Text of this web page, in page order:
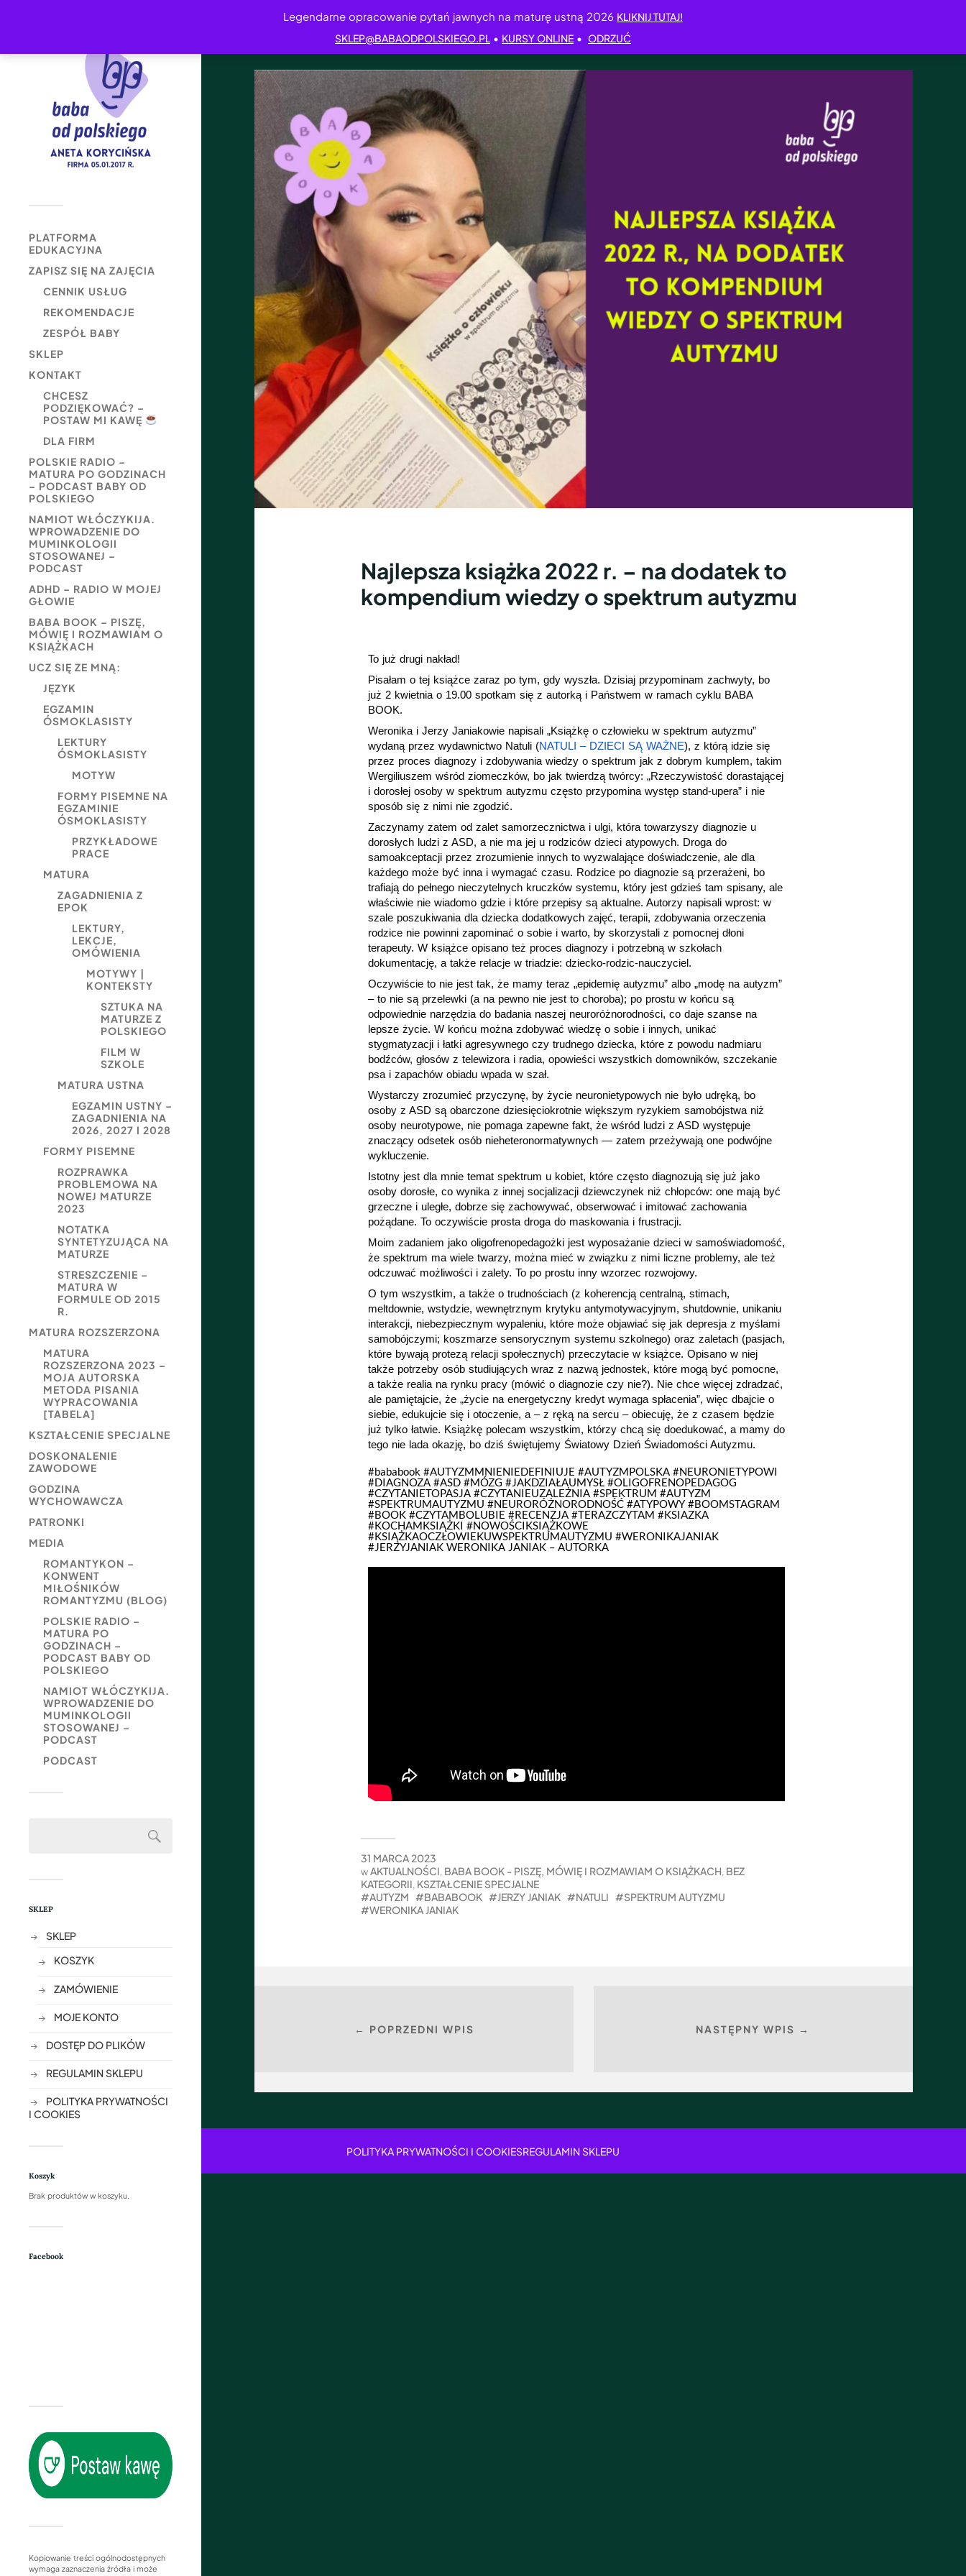
Legendarne opracowanie pytań jawnych na maturę ustną 2026 KLIKNIJ TUTAJ!
SKLEP@BABAODPOLSKIEGO.PL • KURSY ONLINE • ODRZUĆ
PLATFORMA
EDUKACYJNA
ZAPISZ SIĘ NA ZAJĘCIA
CENNIK USŁUG
REKOMENDACJE
ZESPÓŁ BABY
SKLEP
KONTAKT
CHCESZ
PODZIĘKOWAĆ? –
POSTAW MI KAWĘ
DLA FIRM
POLSKIE RADIO –
MATURA PO GODZINACH
– PODCAST BABY OD
POLSKIEGO
NAMIOT WŁÓCZYKIJA.
WPROWADZENIE DO
MUMINKOLOGII
STOSOWANEJ –
PODCAST
ADHD – RADIO W MOJEJ
GŁOWIE
BABA BOOK – PISZĘ,
MÓWIĘ I ROZMAWIAM O
KSIĄŻKACH
UCZ SIĘ ZE MNĄ:
JĘZYK
EGZAMIN
ÓSMOKLASISTY
LEKTURY
ÓSMOKLASISTY
MOTYW
FORMY PISEMNE NA
EGZAMINIE
ÓSMOKLASISTY
PRZYKŁADOWE
PRACE
MATURA
ZAGADNIENIA Z
EPOK
LEKTURY,
LEKCJE,
OMÓWIENIA
MOTYWY |
KONTEKSTY
SZTUKA NA
MATURZE Z
POLSKIEGO
FILM W
SZKOLE
MATURA USTNA
EGZAMIN USTNY –
ZAGADNIENIA NA
2026, 2027 I 2028
FORMY PISEMNE
ROZPRAWKA
PROBLEMOWA NA
NOWEJ MATURZE
2023
NOTATKA
SYNTETYZUJĄCA NA
MATURZE
STRESZCZENIE –
MATURA W
FORMULE OD 2015
R.
MATURA ROZSZERZONA
MATURA
ROZSZERZONA 2023 –
MOJA AUTORSKA
METODA PISANIA
WYPRACOWANIA
[TABELA]
KSZTAŁCENIE SPECJALNE
DOSKONALENIE
ZAWODOWE
GODZINA
WYCHOWAWCZA
PATRONKI
MEDIA
ROMANTYKON –
KONWENT
MIŁOŚNIKÓW
ROMANTYZMU (BLOG)
POLSKIE RADIO –
MATURA PO
GODZINACH –
PODCAST BABY OD
POLSKIEGO
NAMIOT WŁÓCZYKIJA.
WPROWADZENIE DO
MUMINKOLOGII
STOSOWANEJ –
PODCAST
PODCAST
SKLEP
SKLEP
KOSZYK
ZAMÓWIENIE
MOJE KONTO
DOSTĘP DO PLIKÓW
REGULAMIN SKLEPU
POLITYKA PRYWATNOŚCI
I COOKIES
Koszyk
Brak produktów w koszyku.
Facebook
Kopiowanie treści ogólnodostępnych
wymaga zaznaczenia źródła i może
Najlepsza książka 2022 r. – na dodatek to
kompendium wiedzy o spektrum autyzmu
To już drugi nakład!
Pisałam o tej książce zaraz po tym, gdy wyszła. Dzisiaj przypominam zachwyty, bo
już 2 kwietnia o 19.00 spotkam się z autorką i Państwem w ramach cyklu BABA
BOOK.
Weronika i Jerzy Janiakowie napisali „Książkę o człowieku w spektrum autyzmu”
wydaną przez wydawnictwo Natuli (NATULI – DZIECI SĄ WAŻNE), z którą idzie się
przez proces diagnozy i zdobywania wiedzy o spektrum jak z dobrym kumplem, takim
Wergiliuszem wśród ziomeczków, bo jak twierdzą twórcy: „Rzeczywistość dorastającej
i dorosłej osoby w spektrum autyzmu często przypomina występ stand-upera” i nie
sposób się z nimi nie zgodzić.
Zaczynamy zatem od zalet samorzecznictwa i ulgi, która towarzyszy diagnozie u
dorosłych ludzi z ASD, a nie ma jej u rodziców dzieci atypowych. Droga do
samoakceptacji przez zrozumienie innych to wyzwalające doświadczenie, ale dla
każdego może być inna i wymagać czasu. Rodzice po diagnozie są przerażeni, bo
trafiają do pełnego nieczytelnych kruczków systemu, który jest gdzieś tam spisany, ale
właściwie nie wiadomo gdzie i które przepisy są aktualne. Autorzy napisali wprost: w
szale poszukiwania dla dziecka dodatkowych zajęć, terapii, zdobywania orzeczenia
rodzice nie powinni zapominać o sobie i warto, by skorzystali z pomocnej dłoni
terapeuty. W książce opisano też proces diagnozy i potrzebną w szkołach
dokumentację, a także relacje w triadzie: dziecko-rodzic-nauczyciel.
Oczywiście to nie jest tak, że mamy teraz „epidemię autyzmu” albo „modę na autyzm”
– to nie są przelewki (a na pewno nie jest to choroba); po prostu w końcu są
odpowiednie narzędzia do badania naszej neuroróżnorodności, co daje szanse na
lepsze życie. W końcu można zdobywać wiedzę o sobie i innych, unikać
stygmatyzacji i łatki agresywnego czy trudnego dziecka, które z powodu nadmiaru
bodźców, głosów z telewizora i radia, opowieści wszystkich domowników, szczekanie
psa i zapachów obiadu wpada w szał.
Wystarczy zrozumieć przyczynę, by życie neuronietypowych nie było udręką, bo
osoby z ASD są obarczone dziesięciokrotnie większym ryzykiem samobójstwa niż
osoby neurotypowe, nie pomaga zapewne fakt, że wśród ludzi z ASD występuje
znaczący odsetek osób nieheteronormatywnych — zatem przeżywają one podwójne
wykluczenie.
Istotny jest dla mnie temat spektrum u kobiet, które często diagnozują się już jako
osoby dorosłe, co wynika z innej socjalizacji dziewczynek niż chłopców: one mają być
grzeczne i uległe, dobrze się zachowywać, obserwować i imitować zachowania
pożądane. To oczywiście prosta droga do maskowania i frustracji.
Moim zadaniem jako oligofrenopedagożki jest wyposażanie dzieci w samoświadomość,
że spektrum ma wiele twarzy, można mieć w związku z nimi liczne problemy, ale też
odczuwać możliwości i zalety. To po prostu inny wzorzec rozwojowy.
O tym wszystkim, a także o trudnościach (z koherencją centralną, stimach,
meltdownie, wstydzie, wewnętrznym krytyku antymotywacyjnym, shutdownie, unikaniu
interakcji, niebezpiecznym wypaleniu, które może objawiać się jak depresja z myślami
samobójczymi; koszmarze sensorycznym systemu szkolnego) oraz zaletach (pasjach,
które bywają protezą relacji społecznych) przeczytacie w książce. Opisano w niej
także potrzeby osób studiujących wraz z nazwą jednostek, które mogą być pomocne,
a także realia na rynku pracy (mówić o diagnozie czy nie?). Nie chce więcej zdradzać,
ale pamiętajcie, że „życie na energetyczny kredyt wymaga spłacenia”, więc dbajcie o
siebie, edukujcie się i otoczenie, a – z ręką na sercu – obiecuję, że z czasem będzie
już tylko łatwie. Książkę polecam wszystkim, którzy chcą się doedukować, a mamy do
tego nie lada okazję, bo dziś świętujemy Światowy Dzień Świadomości Autyzmu.
#bababook #AUTYZMMNIENIEDEFINIUJE #AUTYZMPOLSKA #NEURONIETYPOWI
#DIAGNOZA #ASD #MÓZG #JAKDZIAŁAUMYSŁ #OLIGOFRENOPEDAGOG
#CZYTANIETOPASJA #CZYTANIEUZALEŻNIA #SPEKTRUM #AUTYZM
#SPEKTRUMAUTYZMU #NEURORÓŻNORODNOŚĆ #ATYPOWY #BOOMSTAGRAM
#BOOK #CZYTAMBOLUBIE #RECENZJA #TERAZCZYTAM #KSIAZKA
#KOCHAMKSIĄŻKI #NOWOŚCIKSIĄŻKOWE
#KSIĄŻKAOCZŁOWIEKUWSPEKTRUMAUTYZMU #WERONIKAJANIAK
#JERZYJANIAK WERONIKA JANIAK – AUTORKA
31 MARCA 2023
wAKTUALNOŚCI, BABA BOOK - PISZĘ, MÓWIĘ I ROZMAWIAM O KSIĄŻKACH, BEZ
KATEGORII, KSZTAŁCENIE SPECJALNE
AUTYZM
BABABOOK JERZY JANIAK NATULI
SPEKTRUM AUTYZMU
WERONIKA JANIAK
← POPRZEDNI WPIS NASTĘPNY WPIS →
POLITYKA PRYWATNOŚCI I COOKIESREGULAMIN SKLEPU